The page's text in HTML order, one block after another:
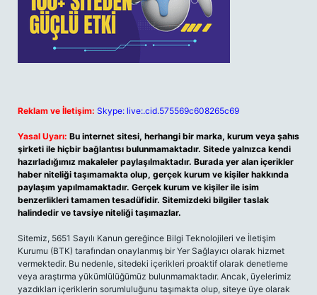
Reklam ve İletişim: Skype: live:.cid.575569c608265c69
Yasal Uyarı: Bu internet sitesi, herhangi bir marka, kurum veya şahıs
şirketi ile hiçbir bağlantısı bulunmamaktadır. Sitede yalnızca kendi
hazırladığımız makaleler paylaşılmaktadır. Burada yer alan içerikler
haber niteliği taşımamakta olup, gerçek kurum ve kişiler hakkında
paylaşım yapılmamaktadır. Gerçek kurum ve kişiler ile isim
benzerlikleri tamamen tesadüfidir. Sitemizdeki bilgiler taslak
halindedir ve tavsiye niteliği taşımazlar.
Sitemiz, 5651 Sayılı Kanun gereğince Bilgi Teknolojileri ve İletişim
Kurumu (BTK) tarafından onaylanmış bir Yer Sağlayıcı olarak hizmet
vermektedir. Bu nedenle, sitedeki içerikleri proaktif olarak denetleme
veya araştırma yükümlülüğümüz bulunmamaktadır. Ancak, üyelerimiz
yazdıkları içeriklerin sorumluluğunu taşımakta olup, siteye üye olarak